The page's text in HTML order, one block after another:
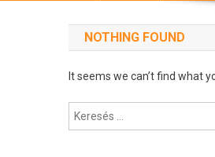
NOTHING FOUND
It seems we can’t find what
Keresés: